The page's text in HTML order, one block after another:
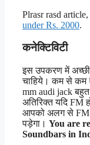
Plrasr rasd article,
under Rs. 2000.
कनेक्टिविटी
इस उपकरण में अच्छी
चाहिये। कम से कम
mm audi jack
अतिरिक्त यदि FM
आपको अलग से FM
पड़ेगा। You are
Soundbars in